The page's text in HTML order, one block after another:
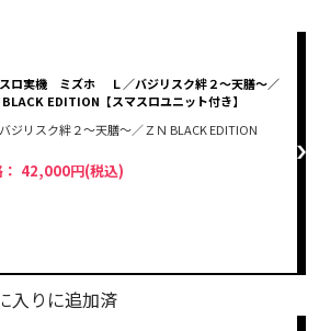
ロ実機 ミズホ Ｌ／バジリスク絆２～天膳～／
BLACK EDITION【スマスロユニット付き】
ジリスク絆２～天膳～／ＺＮ BLACK EDITION
： 42,000円(税込)
入りに追加済